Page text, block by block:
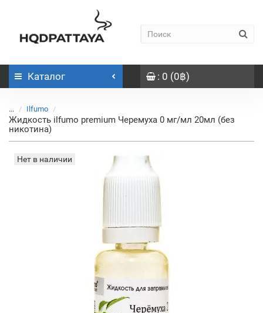
Каталог : 0 (0฿)
... Ilfumo
Жидкость ilfumo premium Черемуха 0 мг/мл 20мл (без
никотина)
Нет в наличии